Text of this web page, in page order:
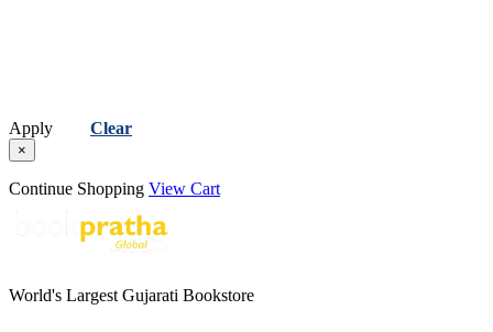
Apply Clear
×
Continue Shopping View Cart
World's Largest Gujarati Bookstore